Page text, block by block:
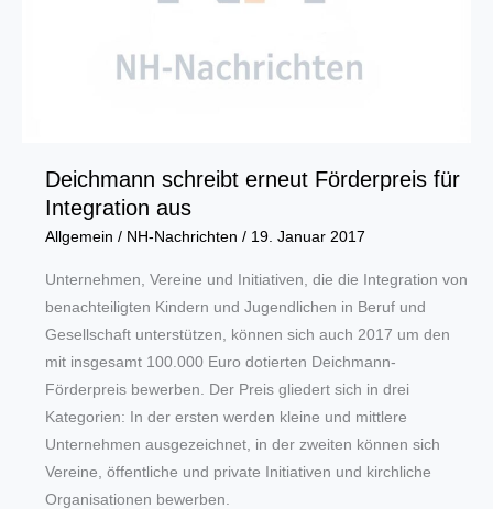
Deichmann schreibt erneut Förderpreis für
Integration aus
Allgemein / NH-Nachrichten / 19. Januar 2017
Unternehmen, Vereine und Initiativen, die die Integration von
benachteiligten Kindern und Jugendlichen in Beruf und
Gesellschaft unterstützen, können sich auch 2017 um den
mit insgesamt 100.000 Euro dotierten Deichmann-
Förderpreis bewerben. Der Preis gliedert sich in drei
Kategorien: In der ersten werden kleine und mittlere
Unternehmen ausgezeichnet, in der zweiten können sich
Vereine, öffentliche und private Initiativen und kirchliche
Organisationen bewerben.